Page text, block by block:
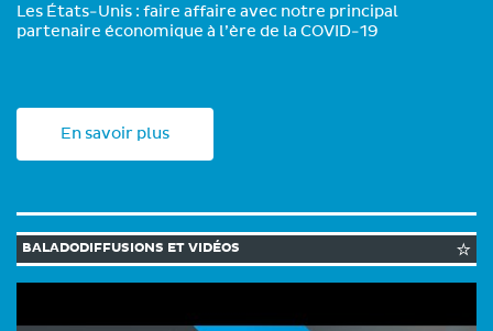
Les États-Unis : faire affaire avec notre principal
partenaire économique à l’ère de la COVID-19
En savoir plus
BALADODIFFUSIONS ET VIDÉOS